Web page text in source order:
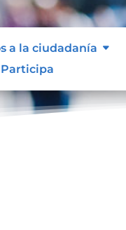
a la ciudadanía
Participa